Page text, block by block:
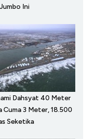
Ini
Dahsyat 40 Meter
Cuma 3 Meter, 18.500
Seketika